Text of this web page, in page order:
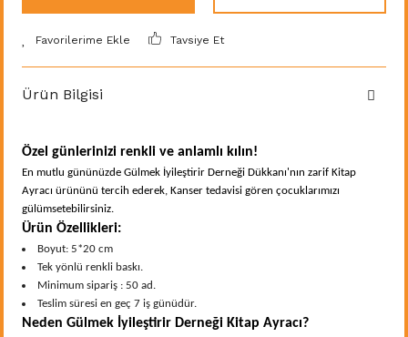
Tavsiye Et
Ürün Bilgisi
Özel günlerinizi renkli ve anlamlı kılın!
En mutlu gününüzde Gülmek İyileştirir Derneği Dükkanı'nın zarif Kitap
Ayracı ürününü tercih ederek, Kanser tedavisi gören çocuklarımızı
gülümsetebilirsiniz.
Ürün Özellikleri:
Boyut: 5*20 cm
Tek yönlü renkli baskı.
Minimum sipariş : 50 ad.
Teslim süresi en geç 7 iş günüdür.
Neden Gülmek İyileştirir Derneği Kitap Ayracı?